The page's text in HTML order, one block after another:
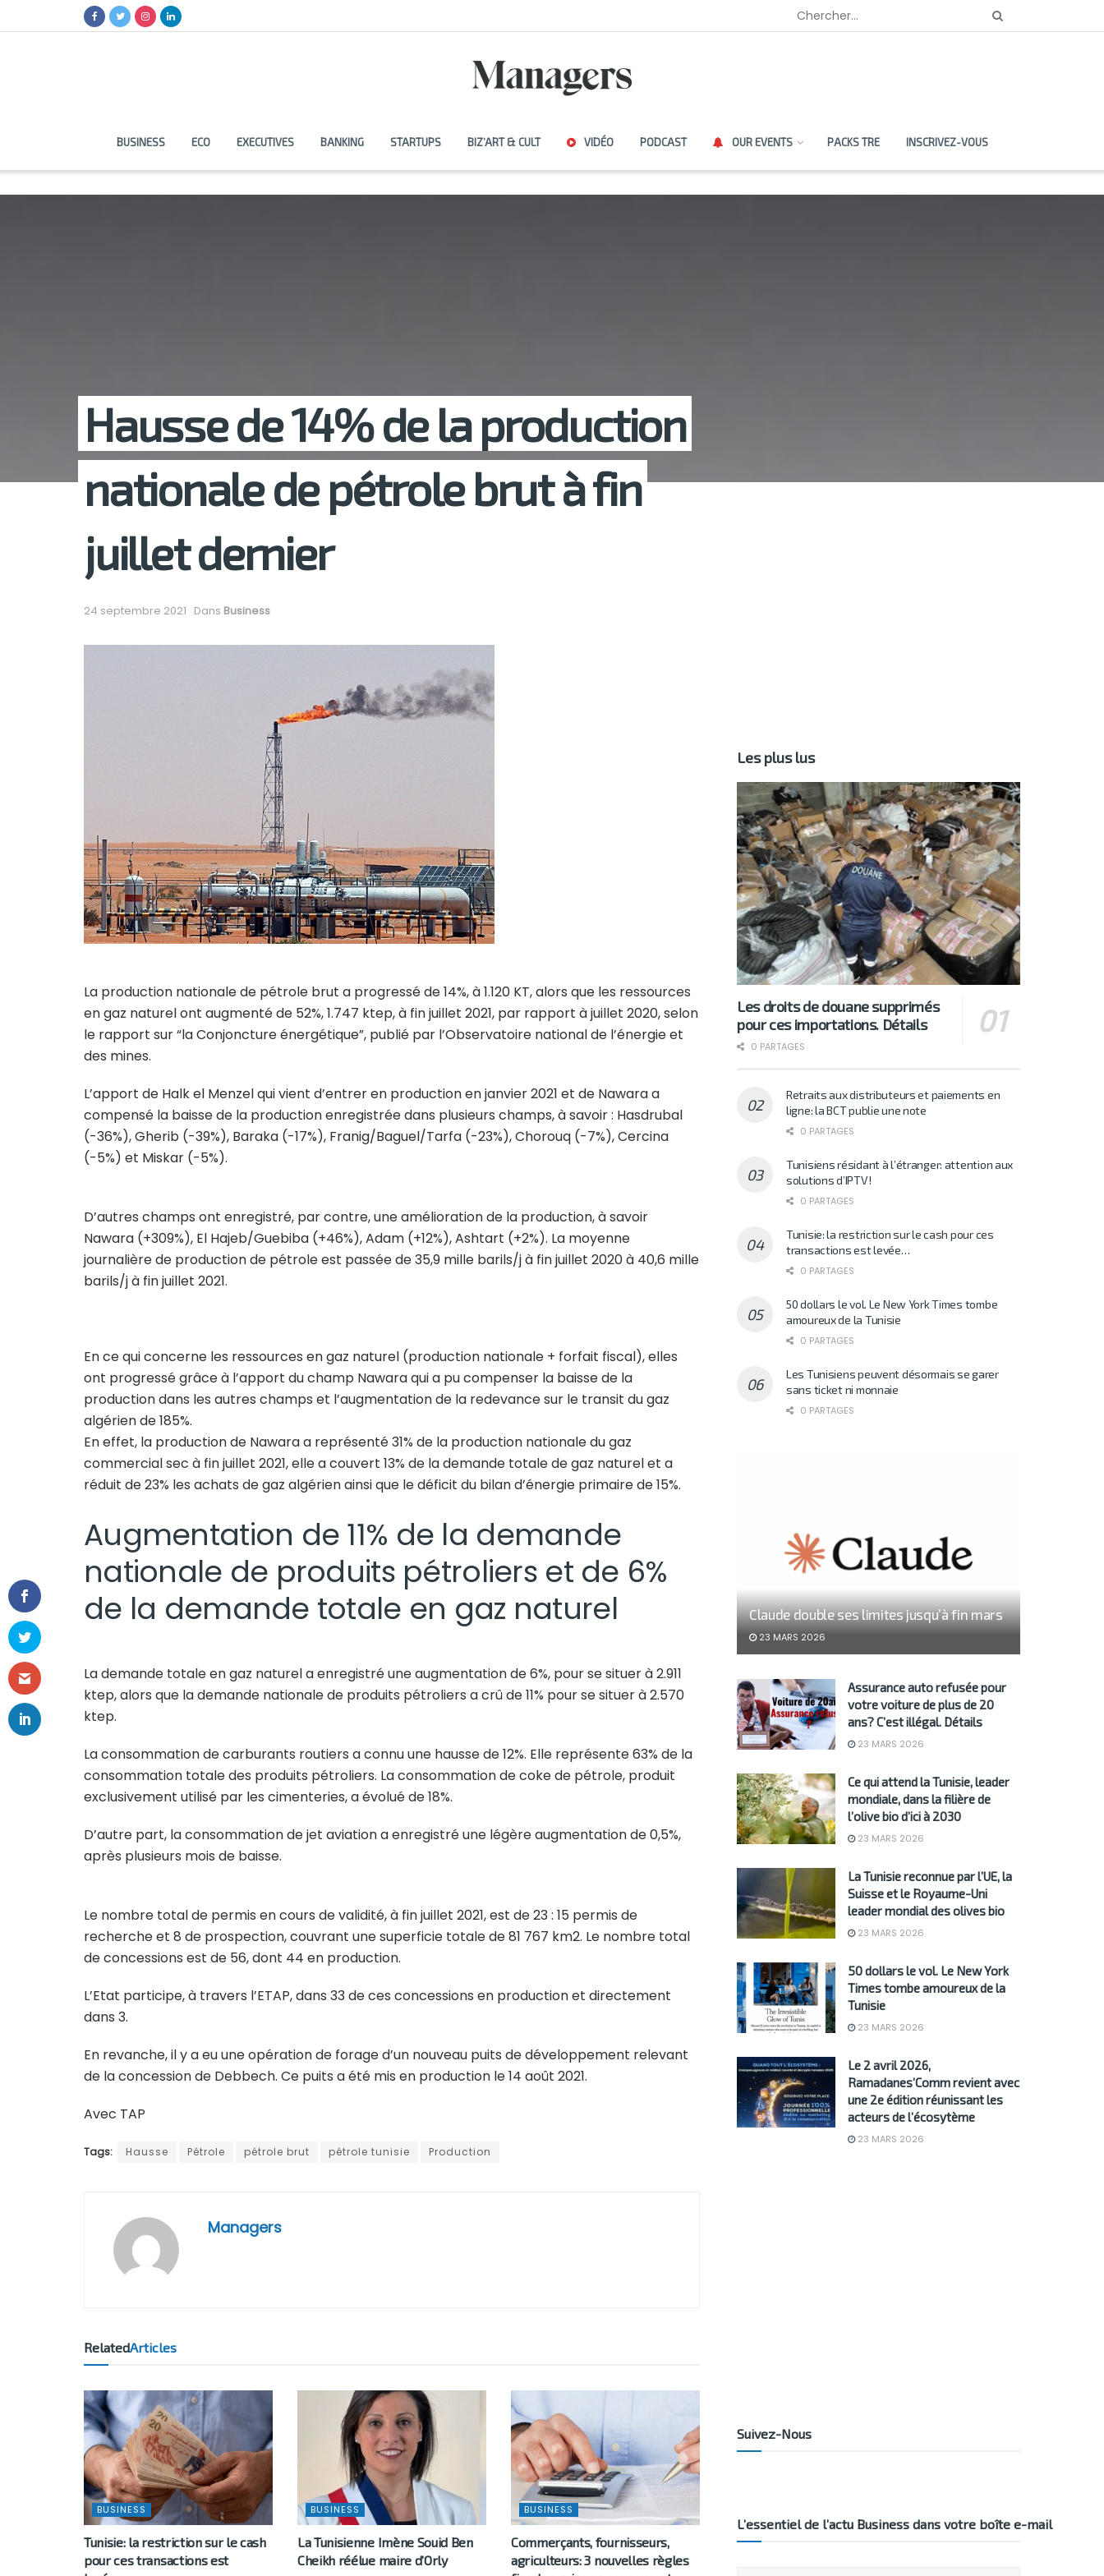
BUSINESS ECO EXECUTIVES BANKING STARTUPS BIZ’ART & CULT VIDÉO PODCAST OUR EVENTS PACKS TRE INSCRIVEZ-VOUS
Hausse de 14% de la production
nationale de pétrole brut à fin
juillet dernier
24 septembre 2021 Dans Business
La production nationale de pétrole brut a progressé de 14%, à 1.120 KT, alors que les ressources
en gaz naturel ont augmenté de 52%, 1.747 ktep, à fin juillet 2021, par rapport à juillet 2020, selon
le rapport sur “la Conjoncture énergétique”, publié par l’Observatoire national de l’énergie et
des mines.
L’apport de Halk el Menzel qui vient d’entrer en production en janvier 2021 et de Nawara a
compensé la baisse de la production enregistrée dans plusieurs champs, à savoir : Hasdrubal
(-36%), Gherib (-39%), Baraka (-17%), Franig/Baguel/Tarfa (-23%), Chorouq (-7%), Cercina
(-5%) et Miskar (-5%).
D’autres champs ont enregistré, par contre, une amélioration de la production, à savoir
Nawara (+309%), El Hajeb/Guebiba (+46%), Adam (+12%), Ashtart (+2%). La moyenne
journalière de production de pétrole est passée de 35,9 mille barils/j à fin juillet 2020 à 40,6 mille
barils/j à fin juillet 2021.
En ce qui concerne les ressources en gaz naturel (production nationale + forfait fiscal), elles
ont progressé grâce à l’apport du champ Nawara qui a pu compenser la baisse de la
production dans les autres champs et l’augmentation de la redevance sur le transit du gaz
algérien de 185%.
En effet, la production de Nawara a représenté 31% de la production nationale du gaz
commercial sec à fin juillet 2021, elle a couvert 13% de la demande totale de gaz naturel et a
réduit de 23% les achats de gaz algérien ainsi que le déficit du bilan d’énergie primaire de 15%.
Augmentation de 11% de la demande
nationale de produits pétroliers et de 6%
de la demande totale en gaz naturel
La demande totale en gaz naturel a enregistré une augmentation de 6%, pour se situer à 2.911
ktep, alors que la demande nationale de produits pétroliers a crû de 11% pour se situer à 2.570
ktep.
La consommation de carburants routiers a connu une hausse de 12%. Elle représente 63% de la
consommation totale des produits pétroliers. La consommation de coke de pétrole, produit
exclusivement utilisé par les cimenteries, a évolué de 18%.
D’autre part, la consommation de jet aviation a enregistré une légère augmentation de 0,5%,
après plusieurs mois de baisse.
Le nombre total de permis en cours de validité, à fin juillet 2021, est de 23 : 15 permis de
recherche et 8 de prospection, couvrant une superficie totale de 81 767 km2. Le nombre total
de concessions est de 56, dont 44 en production.
L’Etat participe, à travers l’ETAP, dans 33 de ces concessions en production et directement
dans 3.
En revanche, il y a eu une opération de forage d’un nouveau puits de développement relevant
de la concession de Debbech. Ce puits a été mis en production le 14 août 2021.
Avec TAP
Tags: Hausse Pétrole pétrole brut pétrole tunisie Production
Managers
RelatedArticles
BUSINESS
Tunisie: la restriction sur le cash
pour ces transactions est
BUSINESS
La Tunisienne Imène Souid Ben
Cheikh réélue maire d’Orly
BUSINESS
Commerçants, fournisseurs,
agriculteurs: 3 nouvelles règles
Les plus lus
Les droits de douane supprimés
pour ces importations. Détails
0 PARTAGES
Retraits aux distributeurs et paiements en
ligne: la BCT publie une note
0 PARTAGES
Tunisiens résidant à l’étranger: attention aux
solutions d’IPTV!
0 PARTAGES
Tunisie: la restriction sur le cash pour ces
transactions est levée…
0 PARTAGES
50 dollars le vol. Le New York Times tombe
amoureux de la Tunisie
0 PARTAGES
Les Tunisiens peuvent désormais se garer
sans ticket ni monnaie
0 PARTAGES
Claude double ses limites jusqu’à fin mars
23 MARS 2026
Assurance auto refusée pour
votre voiture de plus de 20
ans? C’est illégal. Détails
23 MARS 2026
Ce qui attend la Tunisie, leader
mondiale, dans la filière de
l’olive bio d’ici à 2030
23 MARS 2026
La Tunisie reconnue par l’UE, la
Suisse et le Royaume-Uni
leader mondial des olives bio
23 MARS 2026
50 dollars le vol. Le New York
Times tombe amoureux de la
Tunisie
23 MARS 2026
Le 2 avril 2026,
Ramadanes’Comm revient avec
une 2e édition réunissant les
acteurs de l’écosytème
23 MARS 2026
Suivez-Nous
L’essentiel de l’actu Business dans votre boîte e-mail